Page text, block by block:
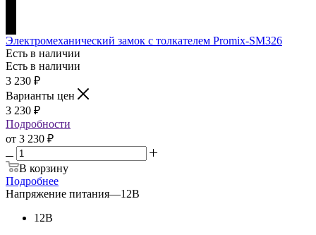
Электромеханический замок с толкателем Promix-SM326
Есть в наличии
Есть в наличии
3 230 ₽
Варианты цен
3 230 ₽
Подробности
от 3 230 ₽
В корзину
Подробнее
Напряжение питания—12В
12В